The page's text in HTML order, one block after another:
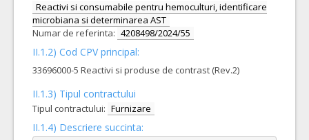
Reactivi si consumabile pentru hemoculturi, identificare
microbiana si determinarea AST
Numar de referinta: 4208498/2024/55
II.1.2) Cod CPV principal:
33696000-5 Reactivi si produse de contrast (Rev.2)
II.1.3) Tipul contractului
Tipul contractului: Furnizare
II.1.4) Descriere succinta: